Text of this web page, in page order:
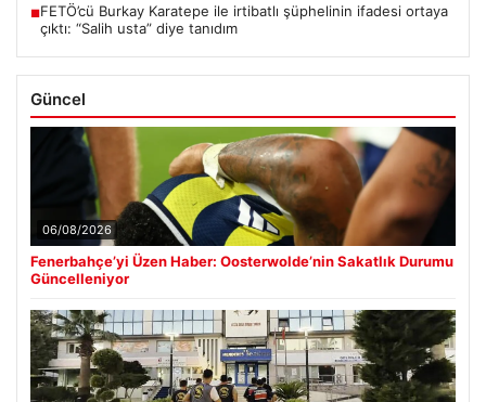
■FETÖ’cü Burkay Karatepe ile irtibatlı şüphelinin ifadesi ortaya
çıktı: “Salih usta” diye tanıdım
Güncel
06/08/2026
Fenerbahçe’yi Üzen Haber: Oosterwolde’nin Sakatlık Durumu
Güncelleniyor